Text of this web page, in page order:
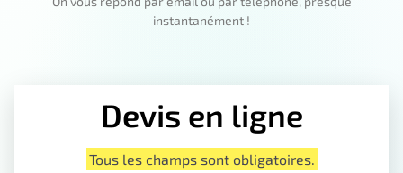
instantanément !
Devis en ligne
Tous les champs sont obligatoires.